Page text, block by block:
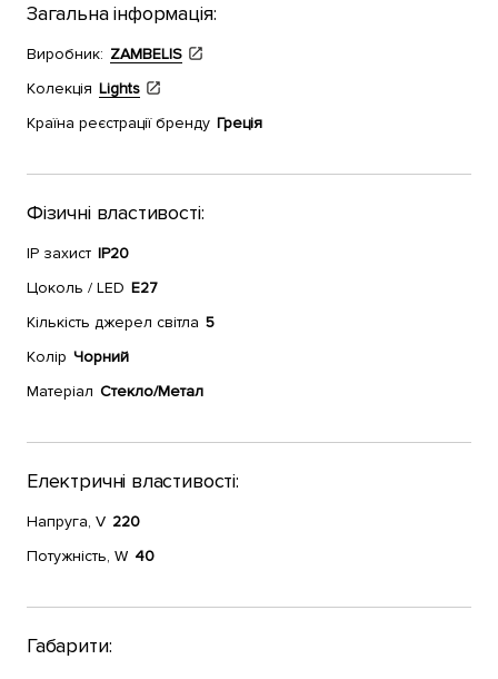
Загальна інформація:
Виробник: ZAMBELIS
Колекція Lights
Країна реєстрації бренду Греція
Фізичні властивості:
IP захист IP20
Цоколь / LED E27
Кількість джерел світла 5
Колір Чорний
Матеріал Стекло/Метал
Електричні властивості:
Напруга, V 220
Потужність, W 40
Габарити: